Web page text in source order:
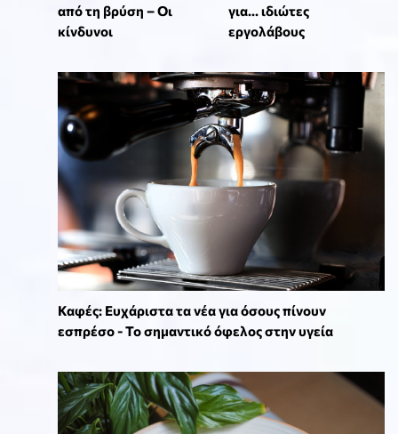
από τη βρύση – Οι
κίνδυνοι
για... ιδιώτες
εργολάβους
Καφές: Ευχάριστα τα νέα για όσους πίνουν
εσπρέσο - Το σημαντικό όφελος στην υγεία